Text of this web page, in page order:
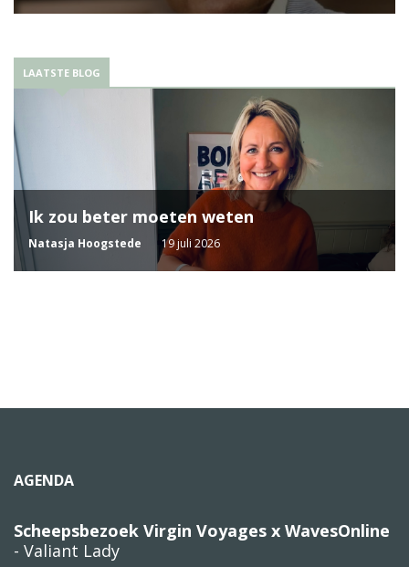
LAATSTE BLOG
Ik zou beter moeten weten
Natasja Hoogstede 19 juli 2026
AGENDA
Scheepsbezoek Virgin Voyages x WavesOnline
- Valiant Lady